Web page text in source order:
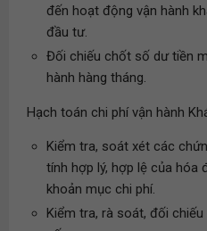
đến hoạt động vận hành
đầu tư.
Đối chiếu chốt số dư tiền
hành hàng tháng.
Hạch toán chi phí vận hành
Kiểm tra, soát xét các
tính hợp lý, hợp lệ của hóa
khoản mục chi phí.
Kiểm tra, rà soát, đối